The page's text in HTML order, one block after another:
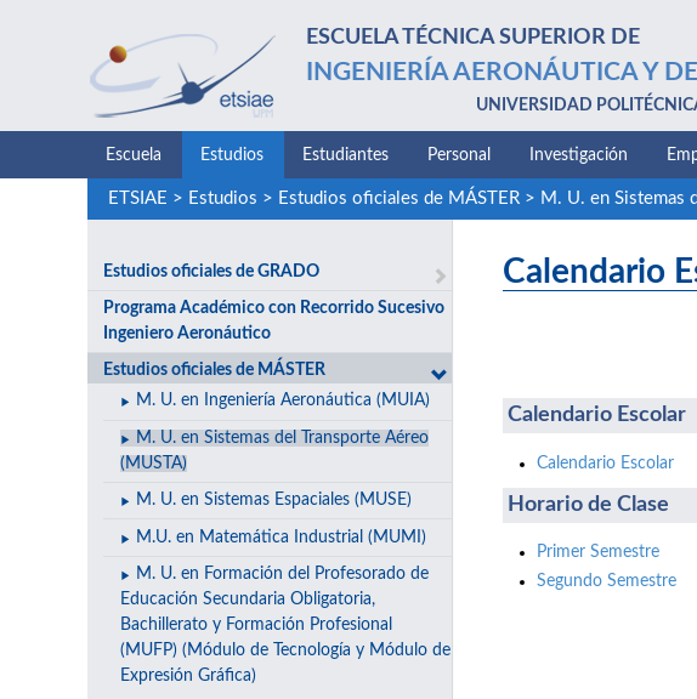
ESCUELA TÉCNICA SUPERIOR DE
INGENIERÍA AERONÁUTICA Y
UNIVERSIDAD
Escuela Estudios Estudiantes Personal Investigación
ETSIAE > Estudios > Estudios oficiales de MÁSTER> M. U. en Sistemas
Estudios oficiales de GRADO
Programa Académico con Recorrido Sucesivo
Ingeniero Aeronáutico
Estudios oficiales de MÁSTER
M. U. en Ingeniería Aeronáutica (MUIA)
M. U. en Sistemas del Transporte Aéreo
(MUSTA)
M. U. en Sistemas Espaciales (MUSE)
M.U. en Matemática Industrial (MUMI)
M. U. en Formación del Profesorado de
Educación Secundaria Obligatoria,
Bachillerato y Formación Profesional
(MUFP) (Módulo de Tecnología y Módulo de
Expresión Gráfica)
Calendario
Calendario Escolar
Calendario Escolar
Horario de Clase
Primer Semestre
Segundo Semestre